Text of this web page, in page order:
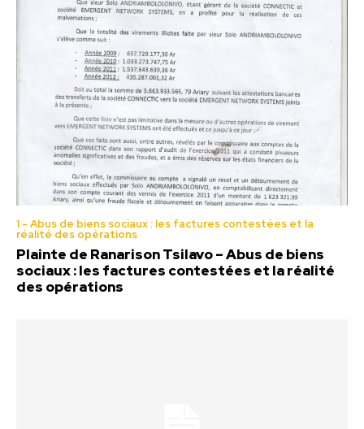
1 - Abus de biens sociaux : les factures contestées et la
réalité des opérations
Plainte de Ranarison Tsilavo – Abus de biens
sociaux : les factures contestées et la réalité
des opérations